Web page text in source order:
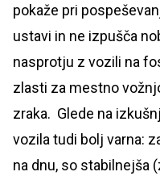
pokaže pri
ustavi in ne izpušča
nasprotju z vozili na
zlasti za mestno
zraka. Glede na
vozila tudi bolj varna:
na dnu, so stabilnejša